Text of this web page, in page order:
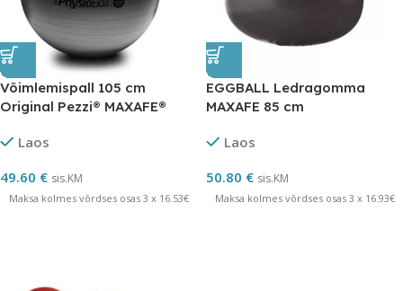
Võimlemispall 105 cm
Original Pezzi® MAXAFE®
Laos
49.60 € sis.KM
Maksa kolmes võrdses osas 3 x 16.53€
EGGBALL Ledragomma
MAXAFE 85 cm
Laos
50.80 € sis.KM
Maksa kolmes võrdses osas 3 x 16.93€